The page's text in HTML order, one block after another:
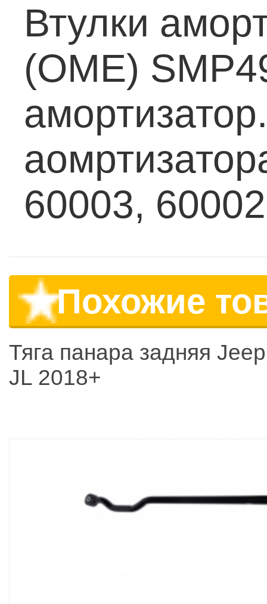
Втулки
(OME)
амортизатор.
60003, 60002
Похожие
Тяга панара задняя
JL 2018+